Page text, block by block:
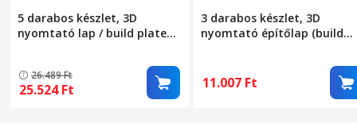
5 darabos készlet, 3D
nyomtató lap / build plate
X1/X1C/X1E/P1P/P1S/A1
modellekhez, kétoldalas
26.489Ft
25.524Ft
3 darabos készlet, 3D
nyomtató építőlap (build
kompatibilis a Bambu Lab
A1-gyel, dupla rugóacél,
texturált PEI bevonat,
11.007 Ft